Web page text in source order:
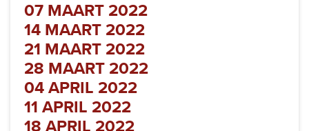
07 MAART 2022
14 MAART 2022
21 MAART 2022
28 MAART 2022
04 APRIL 2022
11 APRIL 2022
18 APRIL 2022